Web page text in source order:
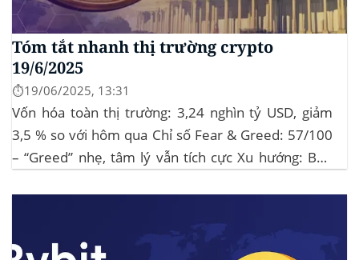
Tóm tắt nhanh thị trường crypto
19/6/2025
⏱️19/06/2025, 13:31
Vốn hóa toàn thị trường: 3,24 nghìn tỷ USD, giảm
3,5 % so với hôm qua Chỉ số Fear & Greed: 57/100
– “Greed” nhẹ, tâm lý vẫn tích cực Xu hướng: BTC